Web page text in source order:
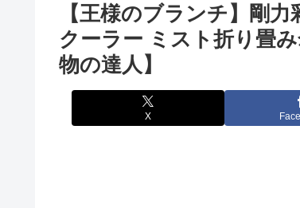
【王様のブランチ】剛
クーラー ミスト折り畳
物の達人】
X